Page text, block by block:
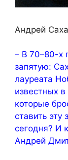
Андрей
– В 70–80-х
запятую:
лауреата
известных
которые
ставить эту
сегодня? И
Андрей